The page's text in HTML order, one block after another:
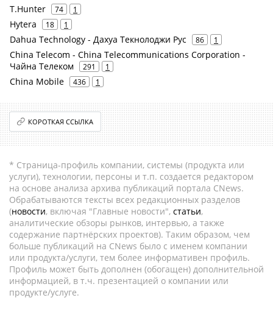
T.Hunter 74 1
Hytera 18 1
Dahua Technology - Дахуа Текнолоджи Рус 86 1
China Telecom - China Telecommunications Corporation -
Чайна Телеком
291 1
China Mobile 436 1
КОРОТКАЯ ССЫЛКА
* Страница-профиль компании, системы (продукта или
услуги), технологии, персоны и т.п. создается редактором
на основе анализа архива публикаций портала CNews.
Обрабатываются тексты всех редакционных разделов
(новости, включая "Главные новости", статьи,
аналитические обзоры рынков, интервью, а также
содержание партнёрских проектов). Таким образом, чем
больше публикаций на CNews было с именем компании
или продукта/услуги, тем более информативен профиль.
Профиль может быть дополнен (обогащен) дополнительной
информацией, в т.ч. презентацией о компании или
продукте/услуге.